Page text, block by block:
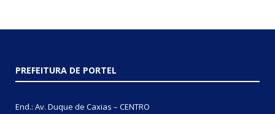
PREFEITURA DE PORTEL
End.: Av. Duque de Caxias – CENTRO